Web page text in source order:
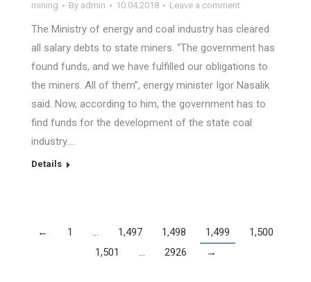
mining By admin 10.04.2018 Leave a comment
The Ministry of energy and coal industry has cleared
all salary debts to state miners. “The government has
found funds, and we have fulfilled our obligations to
the miners. All of them”, energy minister Igor Nasalik
said. Now, according to him, the government has to
find funds for the development of the state coal
industry.…
Details
← 1 … 1,497 1,498 1,499
1,500
1,501
… 2926 →